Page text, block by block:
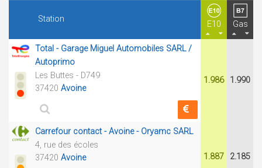
Station
E10 Gas
Total - Garage Miguel Automobiles SARL /
Autoprimo
Les Buttes - D749
37420 Avoine
1.986 1.990
Carrefour contact - Avoine - Oryamc SARL
4, rue des écoles
37420 Avoine 1.887 2.185